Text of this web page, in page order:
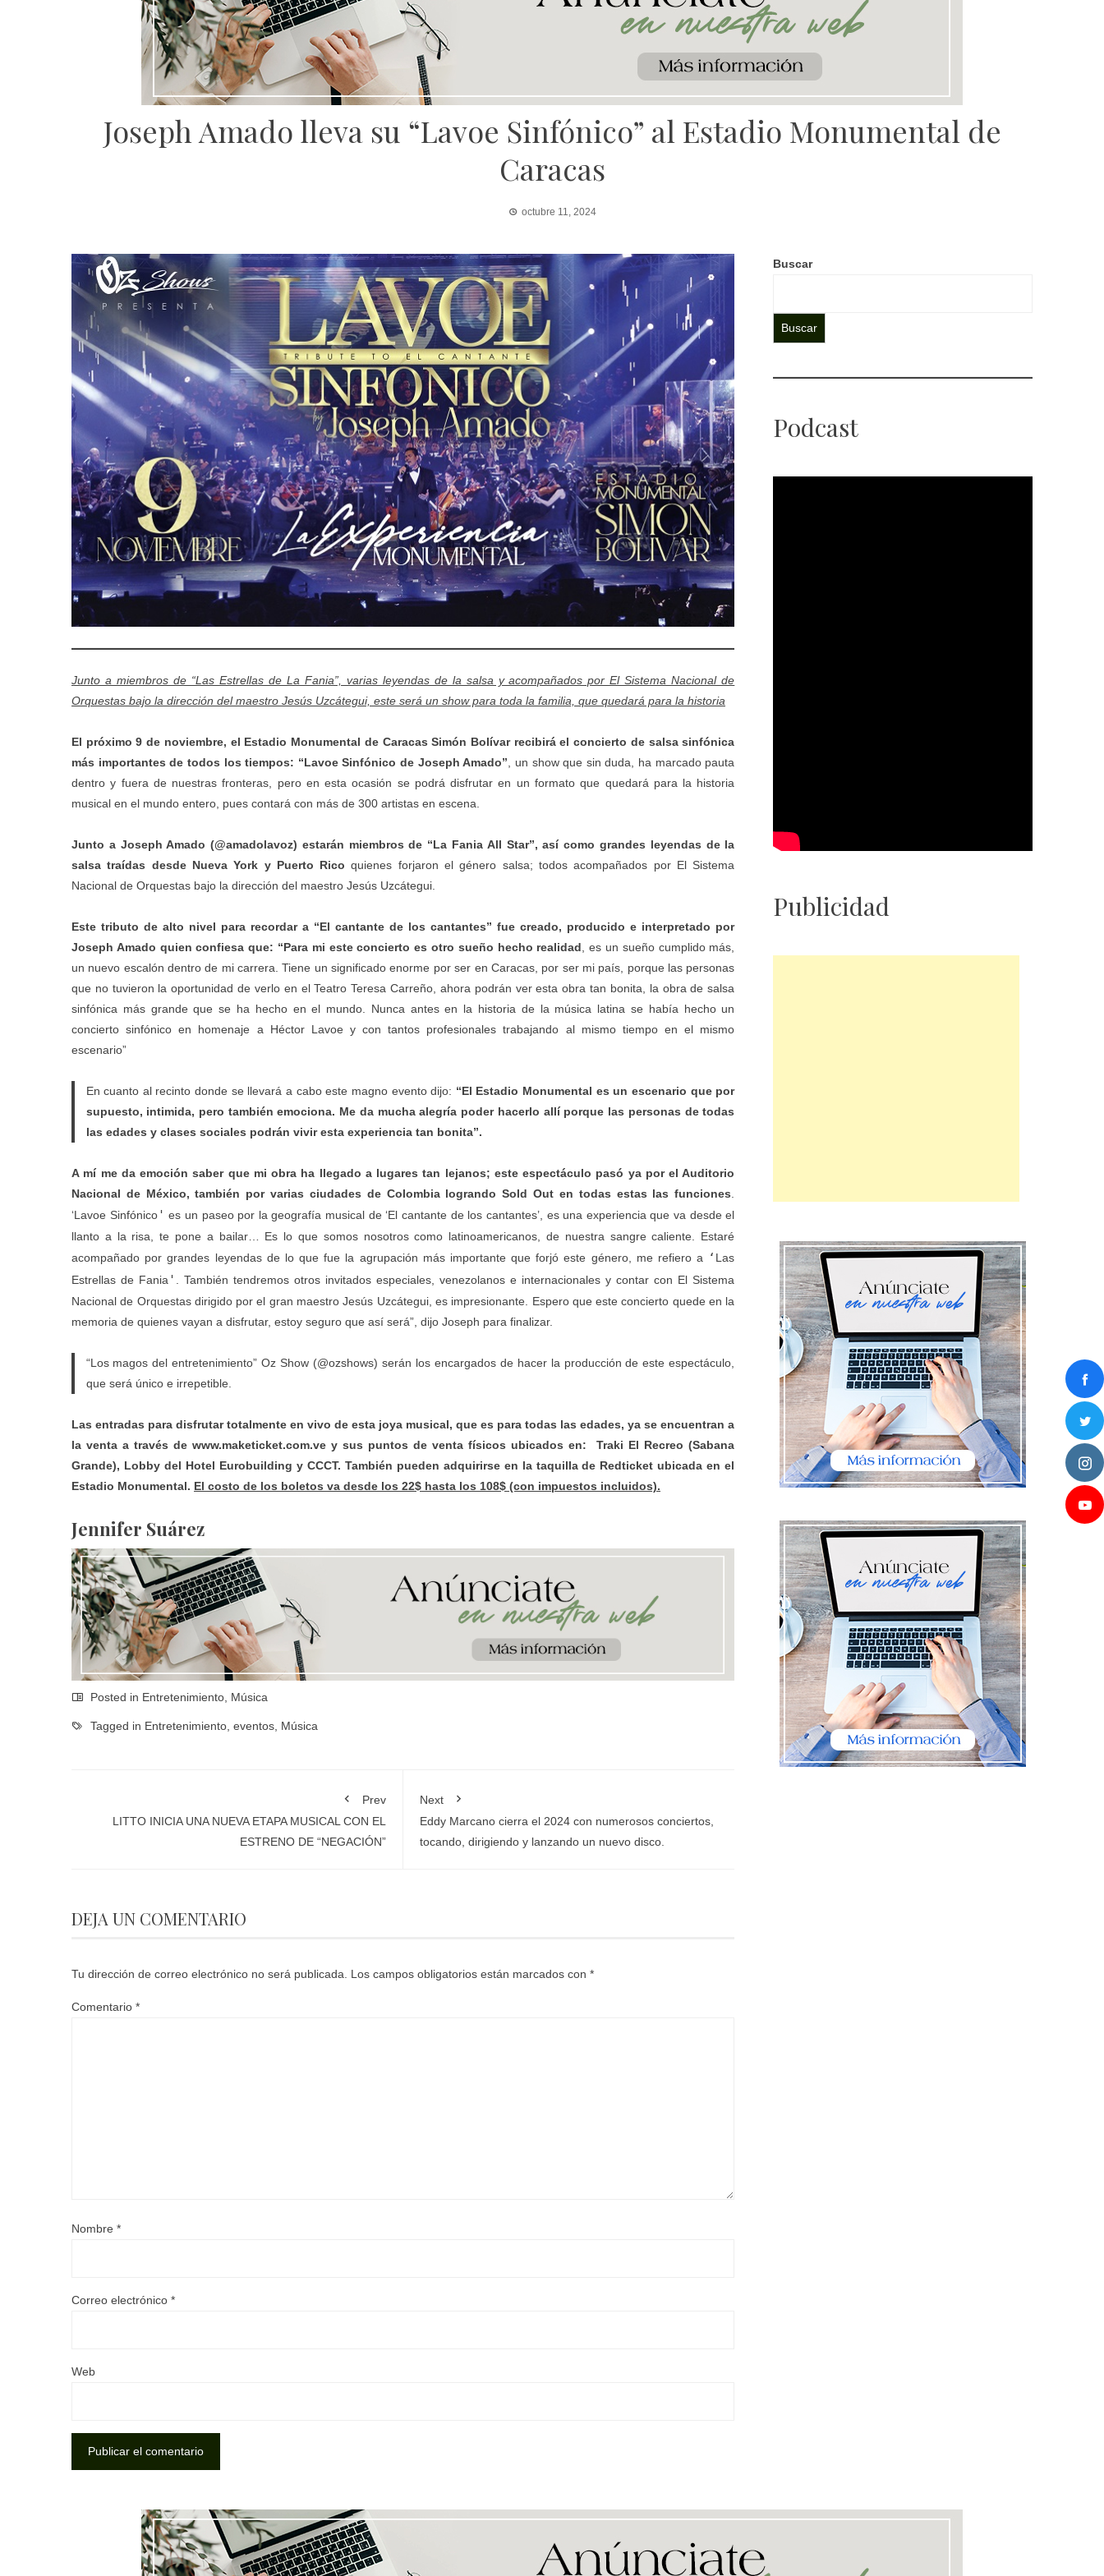
Joseph Amado lleva su “Lavoe Sinfónico” al Estadio Monumental de
Caracas
octubre 11, 2024
Junto a miembros de “Las Estrellas de La Fania”, varias leyendas de la salsa y acompañados por El Sistema Nacional de
Orquestas bajo la dirección del maestro Jesús Uzcátegui, este será un show para toda la familia, que quedará para la historia
El próximo 9 de noviembre, el Estadio Monumental de Caracas Simón Bolívar recibirá el concierto de salsa sinfónica
más importantes de todos los tiempos: “Lavoe Sinfónico de Joseph Amado” , un show que sin duda, ha marcado pauta
dentro y fuera de nuestras fronteras, pero en esta ocasión se podrá disfrutar en un formato que quedará para la historia
musical en el mundo entero, pues contará con más de 300 artistas en escena.
Junto a Joseph Amado (@amadolavoz) estarán miembros de “La Fania All Star”, así como grandes leyendas de la
salsa traídas desde Nueva York y Puerto Rico quienes forjaron el género salsa; todos acompañados por El Sistema
Nacional de Orquestas bajo la dirección del maestro Jesús Uzcátegui.
Este tributo de alto nivel para recordar a “El cantante de los cantantes” fue creado, producido e interpretado por
Joseph Amado quien confiesa que: “Para mi este concierto es otro sueño hecho realidad , es un sueño cumplido más,
un nuevo escalón dentro de mi carrera. Tiene un significado enorme por ser en Caracas, por ser mi país, porque las personas
que no tuvieron la oportunidad de verlo en el Teatro Teresa Carreño, ahora podrán ver esta obra tan bonita, la obra de salsa
sinfónica más grande que se ha hecho en el mundo. Nunca antes en la historia de la música latina se había hecho un
concierto sinfónico en homenaje a Héctor Lavoe y con tantos profesionales trabajando al mismo tiempo en el mismo
escenario”
En cuanto al recinto donde se llevará a cabo este magno evento dijo: “El Estadio Monumental es un escenario que por
supuesto, intimida, pero también emociona. Me da mucha alegría poder hacerlo allí porque las personas de todas
las edades y clases sociales podrán vivir esta experiencia tan bonita”.
A mí me da emoción saber que mi obra ha llegado a lugares tan lejanos; este espectáculo pasó ya por el Auditorio
Nacional de México, también por varias ciudades de Colombia logrando Sold Out en todas estas las funciones
‘Lavoe Sinfónico' es un paseo por la geografía musical de ‘El cantante de los cantantes’, es una experiencia que va desde el
llanto a la risa, te pone a bailar… Es lo que somos nosotros como latinoamericanos, de nuestra sangre caliente. Estaré
acompañado por grandes leyendas de lo que fue la agrupación más importante que forjó este género, me refiero a
‘ Las
Estrellas de Fania '
. También tendremos otros invitados especiales, venezolanos e internacionales y contar con El Sistema
Nacional de Orquestas dirigido por el gran maestro Jesús Uzcátegui, es impresionante. Espero que este concierto quede en la
memoria de quienes vayan a disfrutar, estoy seguro que así será”, dijo Joseph para finalizar.
“Los magos del entretenimiento” Oz Show (@ozshows) serán los encargados de hacer la producción de este espectáculo,
que será único e irrepetible.
Las entradas para disfrutar totalmente en vivo de esta joya musical, que es para todas las edades, ya se encuentran a
la venta a través dewww.maketicket.com.ve y sus puntos de venta físicos ubicados en: Traki El Recreo (Sabana
Grande), Lobby del Hotel Eurobuilding y CCCT. También pueden adquirirse en la taquilla de Redticket ubicada en el
Estadio Monumental. El costo de los boletos va desde los 22$ hasta los 108$ (con impuestos incluidos).
Jennifer Suárez
Posted in Entretenimiento Música
Tagged in Entretenimiento eventos Música
Prev
LITTO INICIA UNA NUEVA ETAPA MUSICAL CON EL
ESTRENO DE “NEGACIÓN”
Next
Eddy Marcano cierra el 2024 con numerosos conciertos,
tocando, dirigiendo y lanzando un nuevo disco.
DEJA UN COMENTARIO
Tu dirección de correo electrónico no será publicada. Los campos obligatorios están marcados con *
Comentario *
Nombre *
Correo electrónico *
Web
Buscar
Buscar
Podcast
Publicidad